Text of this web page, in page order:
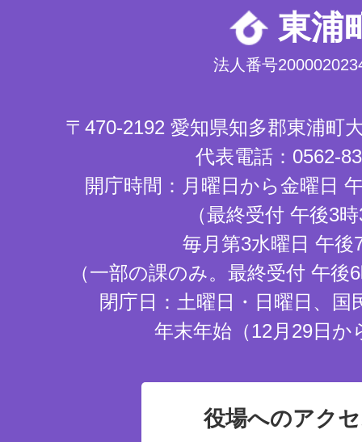
東浦
法人番号
〒470-2192 愛知県知多郡東浦町
代表電話：0562-
開庁時間：月曜日から金曜日
（最終受付 午後3
毎月第3水曜日 午後
（一部の課のみ。最終受付 午
閉庁日：土曜日・日曜日、国
年末年始（12月29日か
役場へのアク